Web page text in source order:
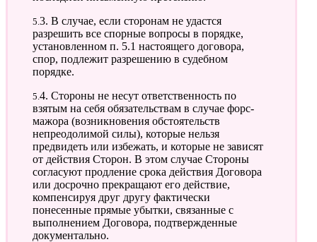
5.3. В случае, если сторонам не удастся
разрешить все спорные вопросы в порядке,
установленном п. 5.1 настоящего договора,
спор, подлежит разрешению в судебном
порядке.
5.4. Стороны не несут ответственность по
взятым на себя обязательствам в случае форс-
мажора (возникновения обстоятельств
непреодолимой силы), которые нельзя
предвидеть или избежать, и которые не зависят
от действия Сторон. В этом случае Стороны
согласуют продление срока действия Договора
или досрочно прекращают его действие,
компенсируя друг другу фактически
понесенные прямые убытки, связанные с
выполнением Договора, подтвержденные
документально.